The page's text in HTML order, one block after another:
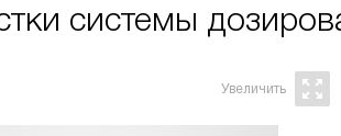
системы